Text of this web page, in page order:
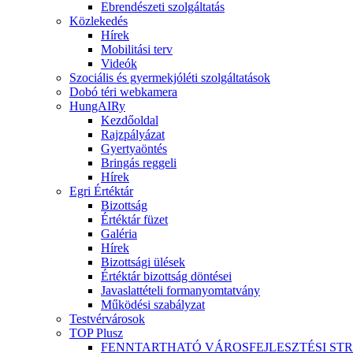
Ebrendészeti szolgáltatás
Közlekedés
Hírek
Mobilitási terv
Videók
Szociális és gyermekjóléti szolgáltatások
Dobó téri webkamera
HungAIRy
Kezdőoldal
Rajzpályázat
Gyertyaöntés
Bringás reggeli
Hírek
Egri Értéktár
Bizottság
Értéktár füzet
Galéria
Hírek
Bizottsági ülések
Értéktár bizottság döntései
Javaslattételi formanyomtatvány
Működési szabályzat
Testvérvárosok
TOP Plusz
FENNTARTHATÓ VÁROSFEJLESZTÉSI